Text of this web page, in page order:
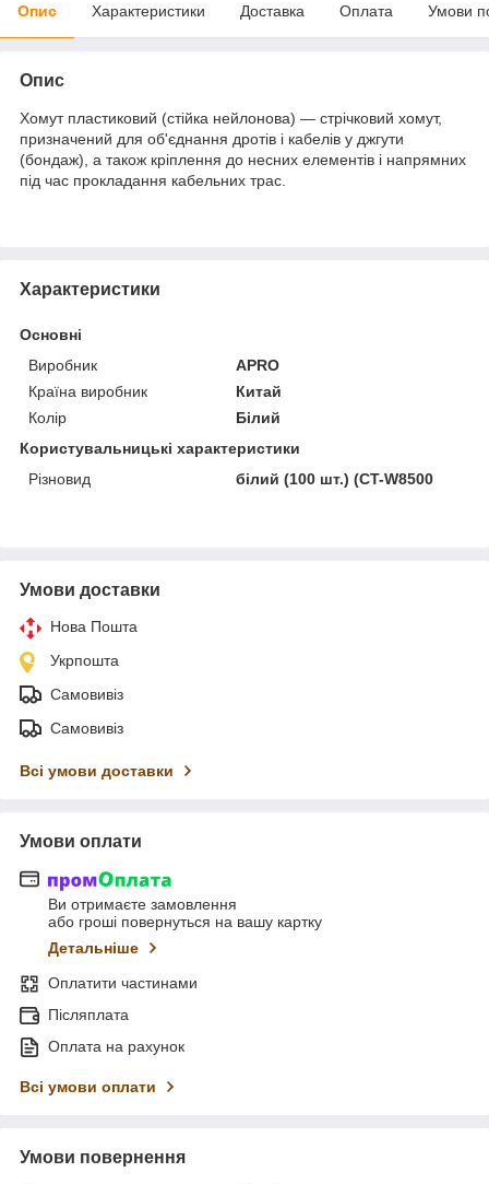
Опис Характеристики Доставка Оплата Умови
Опис
Хомут пластиковий (стійка нейлонова) — стрічковий хомут,
призначений для об'єднання дротів і кабелів у джгути
(бондаж), а також кріплення до несних елементів і напрямних
під час прокладання кабельних трас.
Характеристики
Основні
Виробник
APRO
Країна виробник
Китай
Колір
Білий
Користувальницькі характеристики
Різновид
білий (100 шт.) (CT-W8500
Умови доставки
Нова Пошта
Укрпошта
Самовивіз
Самовивіз
Всі умови доставки
Умови оплати
Ви отримаєте замовлення
або гроші повернуться на вашу картку
Детальніше
Оплатити частинами
Післяплата
Оплата на рахунок
Всі умови оплати
Умови повернення